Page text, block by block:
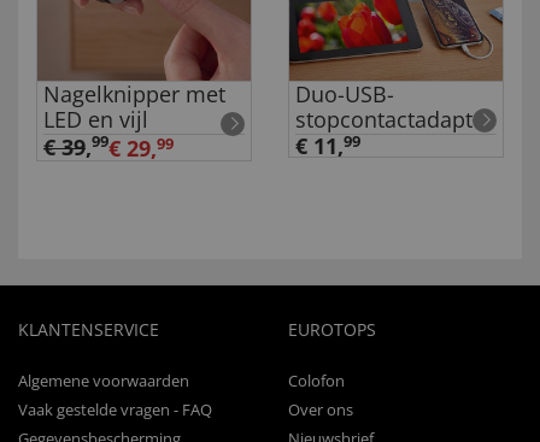
Nagelknipper met
LED en vijl
€ 39,99€ 29,99
Duo-USB-
stopcontactadapter
€ 11,99
KLANTENSERVICE
Algemene voorwaarden
Vaak gestelde vragen - FAQ
EUROTOPS
Colofon
Over ons